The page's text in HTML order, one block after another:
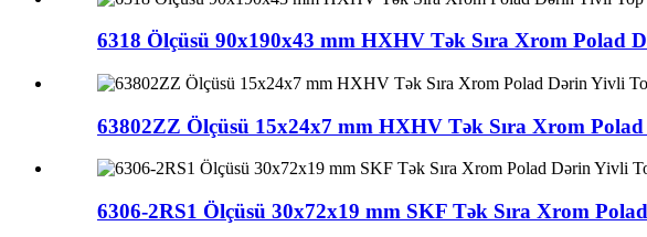
6318 Ölçüsü 90x190x43 mm HXHV Tək Sıra Xrom Polad
63802ZZ Ölçüsü 15x24x7 mm HXHV Tək Sıra Xrom Polad
6306-2RS1 Ölçüsü 30x72x19 mm SKF Tək Sıra Xrom